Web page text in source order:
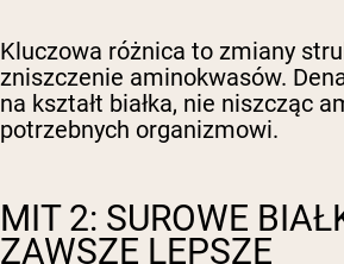
Kluczowa różnica to zmiany
zniszczenie aminokwasów.
na kształt białka, nie niszcząc
potrzebnych organizmowi.
MIT 2: SUROWE
ZAWSZE LEPSZE